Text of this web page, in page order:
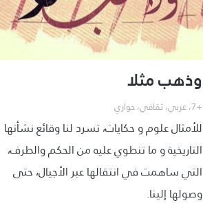
وذهب مثلا
+7 ،عربي،ثقافي،حواري
للأمثال علوم و حكايات، تسرد لنا وقائع نشأتها
التاريخية و ما تنطوي عليه من الحكم والطرف،
التي ساهمت في انتقالها عبر الأجيال، حتى
وصولها إلينا.